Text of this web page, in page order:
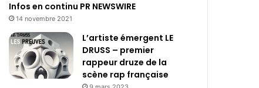
Infos en continu PR NEWSWIRE
14 novembre 2021
L’artiste émergent LE
DRUSS – premier
rappeur druze de la
scène rap française